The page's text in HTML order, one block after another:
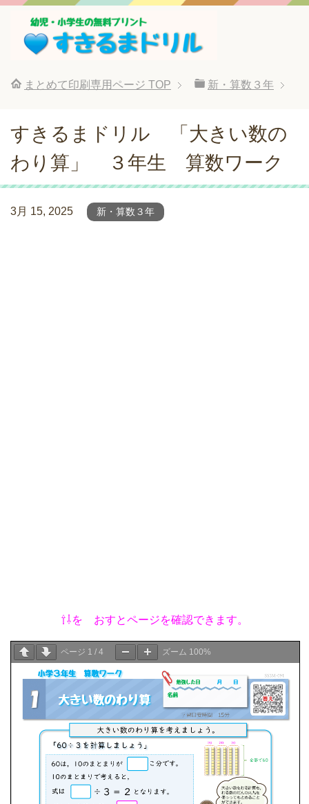
まとめて印刷専用ページ TOP 新・算数３年
すきるまドリル 「大きい数の
わり算」 ３年生 算数ワーク
3月 15, 2025 新・算数３年
⇧⇩を おすとページを確認できます。
ページ 1 / 4 ズーム 100%